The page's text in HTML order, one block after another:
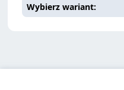
Wybierz wariant